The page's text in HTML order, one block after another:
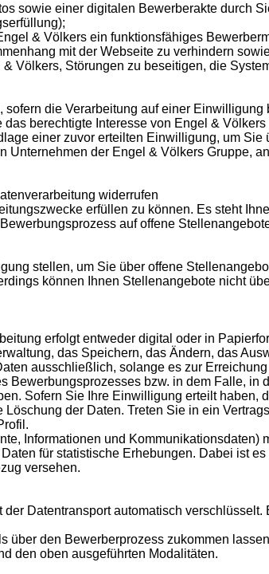
sowie einer digitalen Bewerberakte durch
& Völkers ein funktionsfähiges
mit der Webseite zu verhindern
Völkers, Störungen zu beseitigen, die
die Verarbeitung auf einer
berechtigte Interesse von Engel & Völkers
einer zuvor erteilten Einwilligung, um
der Engel & Völkers Gruppe,
widerrufen
erfüllen zu können. Es steht
auf offene
stellen, um Sie über offene
können Ihnen Stellenangebote nicht
erfolgt entweder digital oder in
das Speichern, das Ändern, das
ausschließlich, solange es zur
bzw. in dem Falle,
Sofern Sie Ihre Einwilligung erteilt
der Daten. Treten Sie in ein
Informationen und Kommunikationsdaten)
für statistische Erhebungen. Dabei ist
versehen.
Datentransport automatisch
den Bewerberprozess zukommen
den oben ausgeführten Modalitäten.